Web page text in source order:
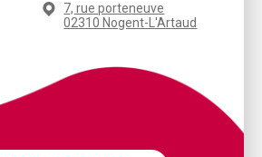
7, rue porteneuve
02310 Nogent-L'Artaud